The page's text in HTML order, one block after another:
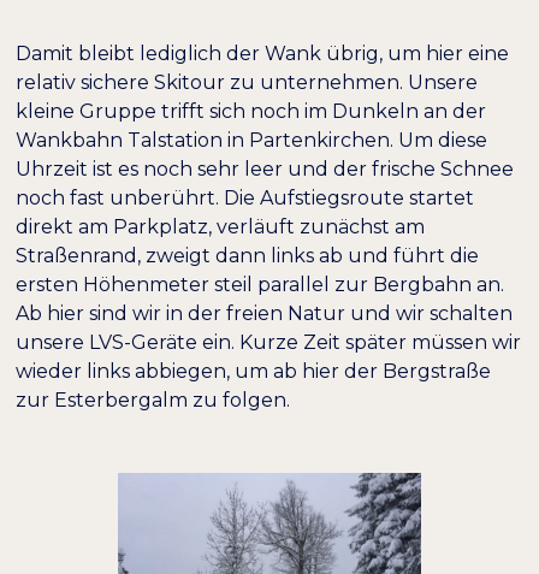
Damit bleibt lediglich der Wank übrig, um hier eine
relativ sichere Skitour zu unternehmen. Unsere
kleine Gruppe trifft sich noch im Dunkeln an der
Wankbahn Talstation in Partenkirchen. Um diese
Uhrzeit ist es noch sehr leer und der frische Schnee
noch fast unberührt. Die Aufstiegsroute startet
direkt am Parkplatz, verläuft zunächst am
Straßenrand, zweigt dann links ab und führt die
ersten Höhenmeter steil parallel zur Bergbahn an.
Ab hier sind wir in der freien Natur und wir schalten
unsere LVS-Geräte ein. Kurze Zeit später müssen wir
wieder links abbiegen, um ab hier der Bergstraße
zur Esterbergalm zu folgen.